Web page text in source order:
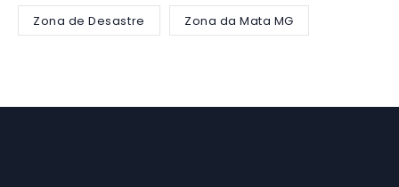
Zona de Desastre Zona da Mata MG